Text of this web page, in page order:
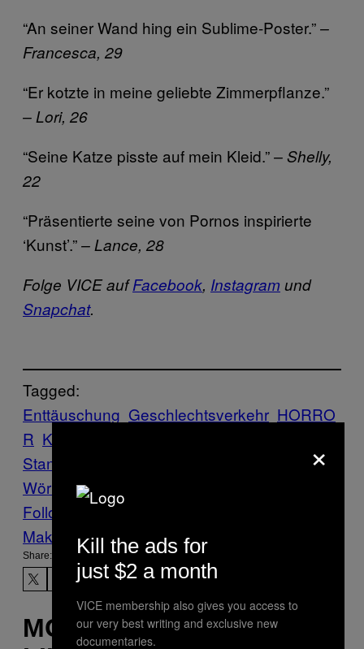
“An seiner Wand hing ein Sublime-Poster.”–
Francesca, 29
“Er kotzte in meine geliebte Zimmerpflanze.”
– Lori, 26
“Seine Katze pisste auf mein Kleid.”– Shelly,
22
“Präsentierte seine von Pornos inspirierte
‘Kunst’.”– Lance, 28
Folge VICE aufFacebook, Instagramund
Snapchat.
Tagged:
Enttäuschung Geschlechtsverkehr HORRO
R Katze
Stand
Wörter
Sex
Follow Us On Discover
Make Us Preferred In Top Stories
Share:
MORE
×
Kill the ads for
just $2 a month
VICE membership also gives you access to
our very best writing and exclusive new
documentaries.